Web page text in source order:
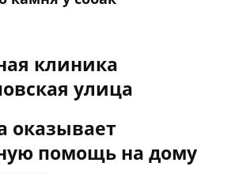
клиника
улица
оказывает
помощь на дому